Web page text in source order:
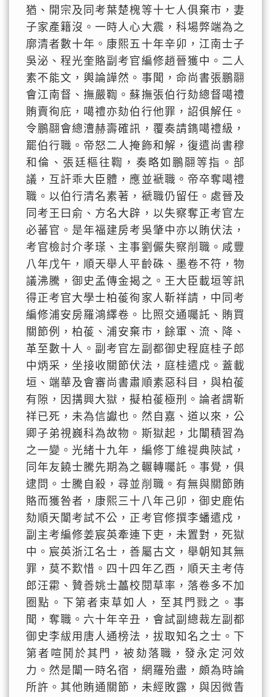
猶、開宗及同考葉楚槐等十七人俱棄市，妻
子家產籍沒。一時人心大震，科場弊端為之
廓清者數十年。康熙五十年辛卯，江南士子
吳泌、程光奎賂副考官編修趙晉獲中。二人
素不能文，輿論譁然。事聞，命尚書張鵬翮
會江南督、撫嚴鞫。蘇撫張伯行劾總督噶禮
賄賣徇庇，噶禮亦劾伯行他罪，詔俱解任。
令鵬翮會總漕赫壽確訊，覆奏請鐫噶禮級，
罷伯行職。帝怒二人掩飾和解，復遣尚書穆
和倫、張廷樞往鞫，奏略如鵬翮等指。部
議，互訐乖大臣體，應並褫職。帝卒奪噶禮
職。以伯行清名素著，褫職仍留任。處晉及
同考王曰俞、方名大辟，以失察奪正考官左
必蕃官。是年福建房考吳肇中亦以賄伏法，
考官檢討介孝瑹、主事劉儼失察削職。咸豐
八年戊午，順天舉人平齡硃、墨卷不符，物
議沸騰，御史孟傳金揭之。王大臣載垣等訊
得正考官大學士柏葰徇家人靳祥請，中同考
編修浦安房羅鴻繹卷。比照交通囑託、賄買
關節例，柏葰、浦安棄市，餘軍、流、降、
革至數十人。副考官左副都御史程庭桂子郎
中炳采，坐接收關節伏法，庭桂遣戍。蓋載
垣、端華及會審尚書肅順素惡科目，與柏葰
有隙，因搆興大獄，擬柏葰極刑。論者謂靳
祥已死，未為信讞也。然自嘉、道以來，公
卿子弟視巍科為故物。斯獄起，北闈積習為
之一變。光緒十九年，編修丁維禔典陝試，
同年友饒士騰先期為之輾轉囑託。事覺，俱
逮問。士騰自殺，尋並削職。有無與關節賄
賂而獲咎者，康熙三十八年己卯，御史鹿佑
劾順天闈考試不公，正考官修撰李蟠遣戍，
副主考編修姜宸英牽連下吏，未置對，死獄
中。宸英浙江名士，善屬古文，舉朝知其無
罪，莫不歎惜。四十四年乙酉，順天主考侍
郎汪霦、贊善姚士藟校閱草率，落卷多不加
圈點。下第者束草如人，至其門戮之。事
聞，奪職。六十年辛丑，會試副總裁左副都
御史李紱用唐人通榜法，拔取知名之士。下
第者喧鬨於其門，被劾落職，發永定河效
力。然是闈一時名宿，網羅殆盡，頗為時論
所許。其他賄通關節，未經敗露，與因微眚